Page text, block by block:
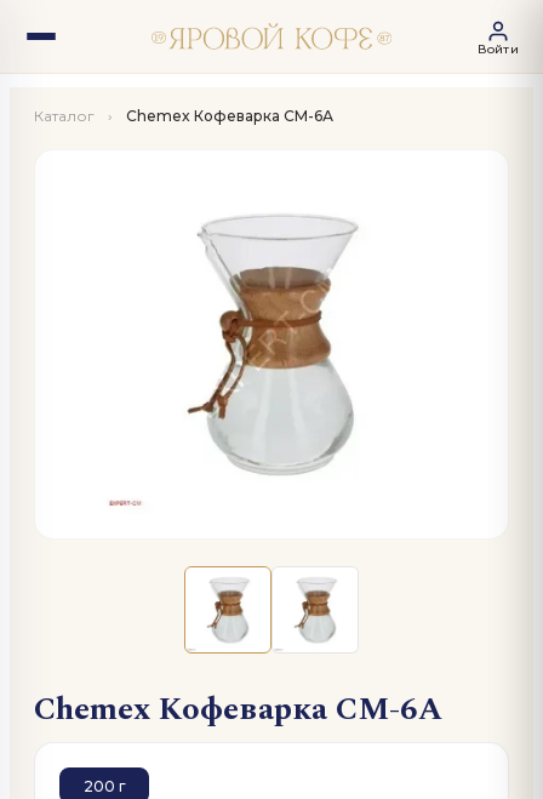
Войти
Каталог › Chemex Кофеварка СМ-6А
Chemex Кофеварка СМ-6А
200 г